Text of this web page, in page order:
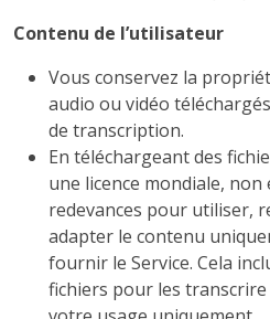
Contenu de l’utilisateur
Vous conservez la
audio ou vidéo
de transcription.
En téléchargeant des
une licence mondiale, non
redevances pour utiliser,
adapter le contenu
fournir le Service. Cela
fichiers pour les